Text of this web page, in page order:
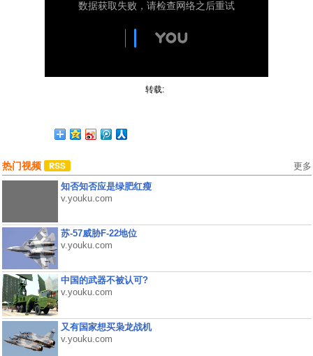
转载:
热门视频 更多
知否知否应是绿肥红瘦
v.youku.com
苏-57威胁F-22地位
v.youku.com
中国的武器不被认可?
v.youku.com
又有国家想买枭龙战机
v.youku.com